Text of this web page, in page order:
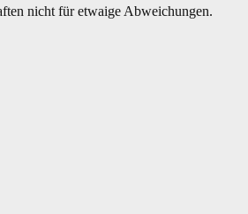
nicht für etwaige Abweichungen.